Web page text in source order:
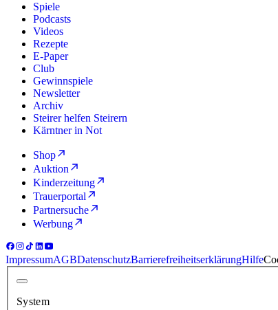
Spiele
Podcasts
Videos
Rezepte
E-Paper
Club
Gewinnspiele
Newsletter
Archiv
Steirer helfen Steirern
Kärntner in Not
Shop
Auktion
Kinderzeitung
Trauerportal
Partnersuche
Werbung
ImpressumAGBDatenschutzBarrierefreiheitserklärungHilfe
System